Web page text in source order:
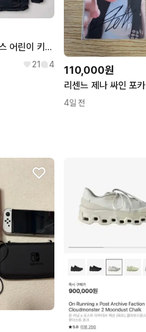
[택포] 노스페이스 어린이 키즈 패딩 점퍼 블랙
21 4 110,000원
리센느 제나 싸인 포카
4일 전